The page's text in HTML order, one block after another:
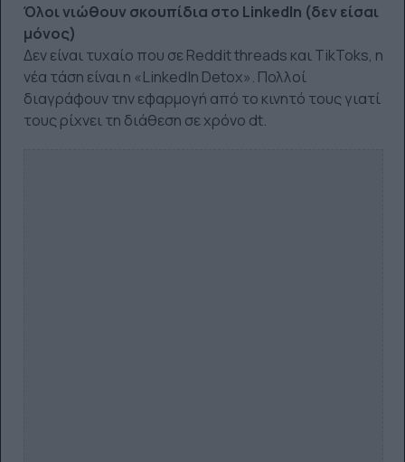
Όλοι νιώθουν σκουπίδια στο LinkedIn (δεν είσαι
μόνος)
Δεν είναι τυχαίο που σε Reddit threads και TikToks, η
νέα τάση είναι η «LinkedIn Detox». Πολλοί
διαγράφουν την εφαρμογή από το κινητό τους γιατί
τους ρίχνει τη διάθεση σε χρόνο dt.